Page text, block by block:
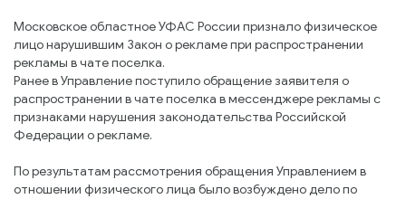
Московское областное УФАС России признало физическое
лицо нарушившим Закон о рекламе при распространении
рекламы в чате поселка.
Ранее в Управление поступило обращение заявителя о
распространении в чате поселка в мессенджере рекламы с
признаками нарушения законодательства Российской
Федерации о рекламе.
По результатам рассмотрения обращения Управлением в
отношении физического лица было возбуждено дело по